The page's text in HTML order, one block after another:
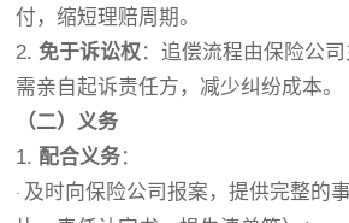
付，缩短理赔周期。
2.免于诉讼权：追偿流程由保险公
需亲自起诉责任方，减少纠纷成本。
（二）义务
1. 配合义务：
· 及时向保险公司报案，提供完整的